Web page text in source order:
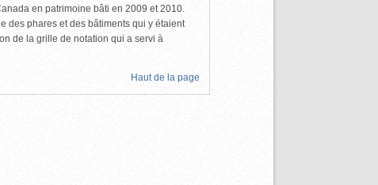
en patrimoine bâti en 2009 et 2010.
des phares et des bâtiments qui y étaient
de la grille de notation qui a servi à
Haut de la page